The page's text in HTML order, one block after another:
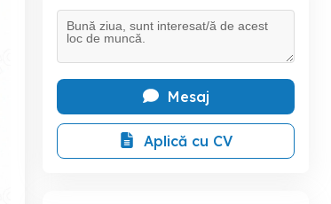
Mesaj
Aplică cu CV